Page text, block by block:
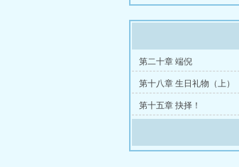
第二十章 端倪
第十八章 生日礼物（上）
第十五章 抉择！